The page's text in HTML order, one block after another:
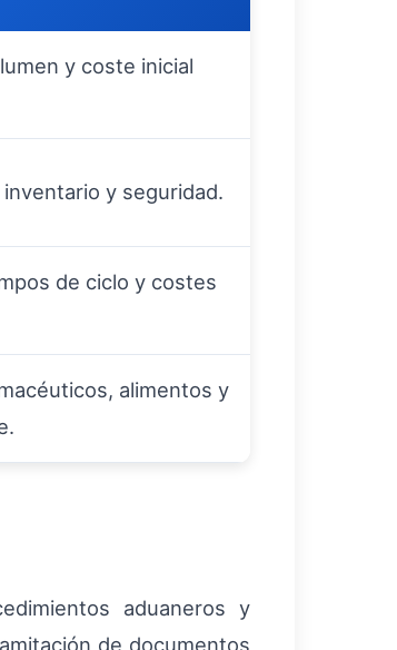
y coste inicial
y seguridad.
de ciclo y costes
alimentos y
aduaneros y
de documentos